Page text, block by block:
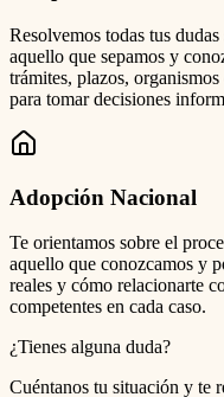
Resolvemos todas tus
aquello que sepamos y
trámites, plazos,
para tomar decisiones
Adopción Nacional
Te orientamos sobre el
aquello que conozcamos y
reales y cómo relacionarte
competentes en cada caso.
¿Tienes alguna duda?
Cuéntanos tu situación y te